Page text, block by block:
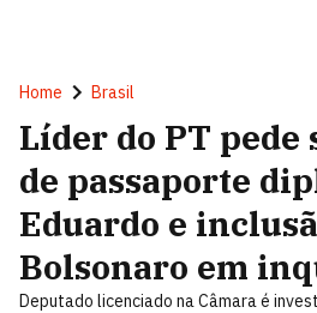
Home Brasil
Líder do PT pede
de passaporte
Eduardo e
Bolsonaro em
Deputado licenciado na Câmara é